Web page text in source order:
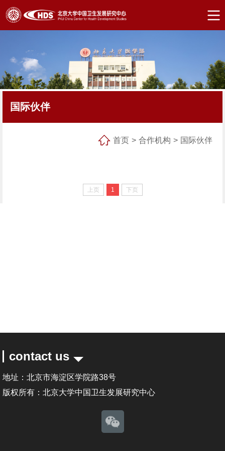
国际伙伴
首页 > 合作机构 > 国际伙伴
上页 1 下页
contact us
地址：北京市海淀区学院路38号
版权所有：北京大学中国卫生发展研究中心